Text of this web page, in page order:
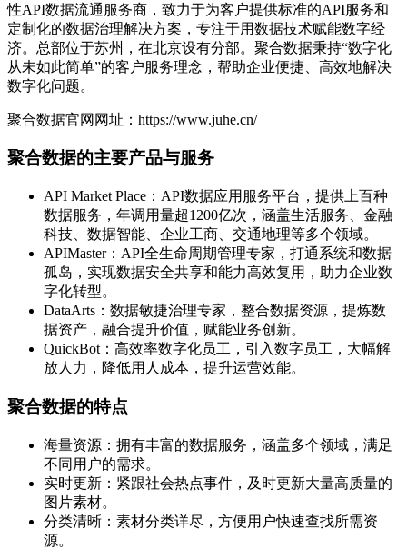
性API数据流通服务商，致力于为客户提供标准的API服务和
定制化的数据治理解决方案，专注于用数据技术赋能数字经
济。总部位于苏州，在北京设有分部。聚合数据秉持“数字化
从未如此简单”的客户服务理念，帮助企业便捷、高效地解决
数字化问题。
聚合数据官网网址：https://www.juhe.cn/
聚合数据的主要产品与服务
API Market Place：API数据应用服务平台，提供上百种
数据服务，年调用量超1200亿次，涵盖生活服务、金融
科技、数据智能、企业工商、交通地理等多个领域。
APIMaster：API全生命周期管理专家，打通系统和数据
孤岛，实现数据安全共享和能力高效复用，助力企业数
字化转型。
DataArts：数据敏捷治理专家，整合数据资源，提炼数
据资产，融合提升价值，赋能业务创新。
QuickBot：高效率数字化员工，引入数字员工，大幅解
放人力，降低用人成本，提升运营效能。
聚合数据的特点
海量资源：拥有丰富的数据服务，涵盖多个领域，满足
不同用户的需求。
实时更新：紧跟社会热点事件，及时更新大量高质量的
图片素材。
分类清晰：素材分类详尽，方便用户快速查找所需资
源。